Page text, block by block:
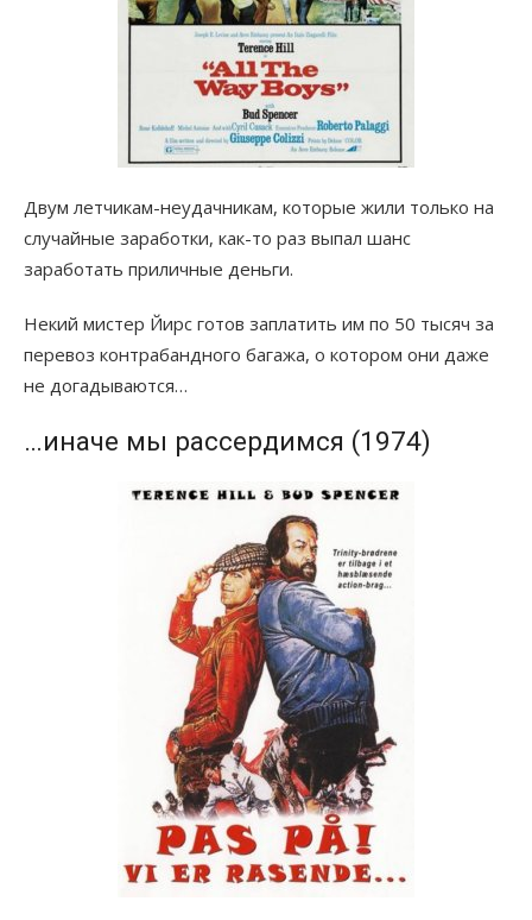
Двум летчикам-неудачникам, которые жили только на
случайные заработки, как-то раз выпал шанс
заработать приличные деньги.
Некий мистер Йирс готов заплатить им по 50 тысяч за
перевоз контрабандного багажа, о котором они даже
не догадываются…
…иначе мы рассердимся (1974)